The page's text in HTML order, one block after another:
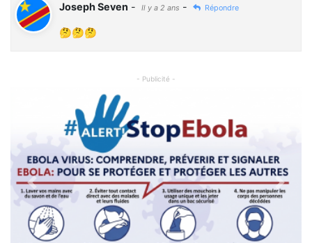
Joseph Seven - Il y a 2 ans - Répondre
🤔🤔🤔
- Publicité -
Previous Next